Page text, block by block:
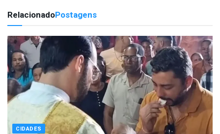
RelacionadoPostagens
CIDADES